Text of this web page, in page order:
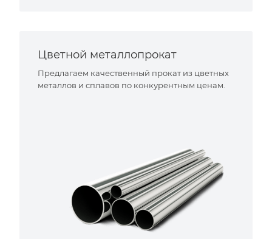
Цветной металлопрокат
Предлагаем качественный прокат из цветных
металлов и сплавов по конкурентным ценам.